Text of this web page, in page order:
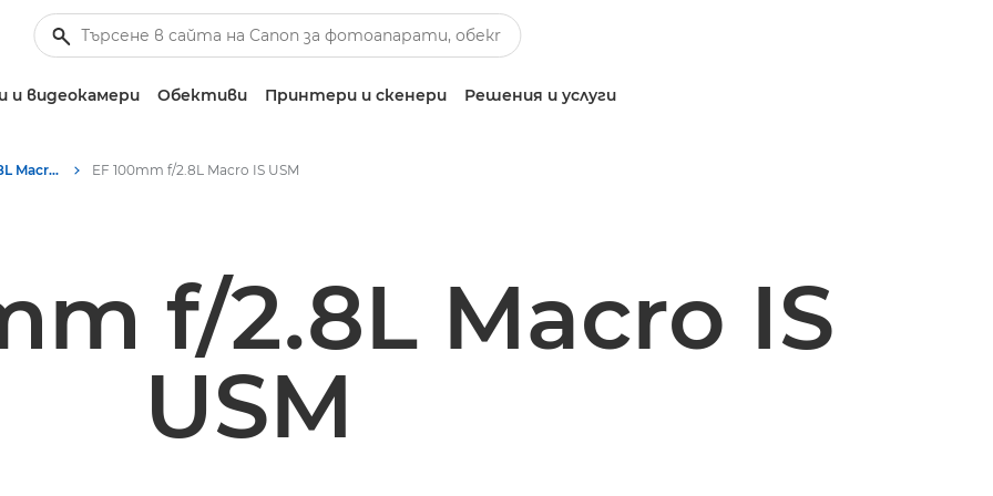
видеокамери Обективи Принтери и скенери Решения и услуги
Canon EF 100mm f/2.8L Macro IS USM - Обективи – обективи за фотоапарати EF 100mm f/2.8L Macro IS USM
f/2.8L Macro IS
USM